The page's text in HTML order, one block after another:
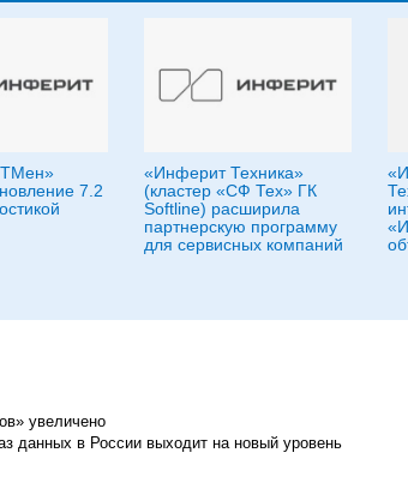
7.2
«Инферит Техника»
(кластер «СФ Тех» ГК
Softline) расширила
партнерскую программу
для сервисных компаний
увеличено
данных в России выходит на новый уровень